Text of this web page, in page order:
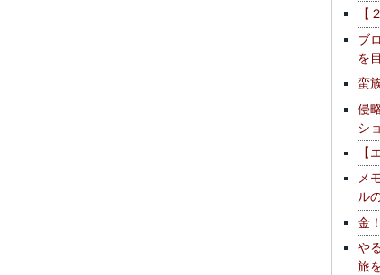
【
ブ
を
蛮
侵
シ
【
メ
ル
金
や
旅